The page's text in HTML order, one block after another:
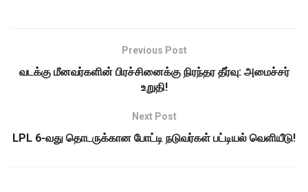
Previous Post
வடக்கு மீனவர்களின் பிரச்சினைக்கு நிரந்தர தீர்வு: அமைச்சர்
உறுதி!
Next Post
LPL 6-வது தொடருக்கான போட்டி நடுவர்கள் பட்டியல் வெளியீடு!